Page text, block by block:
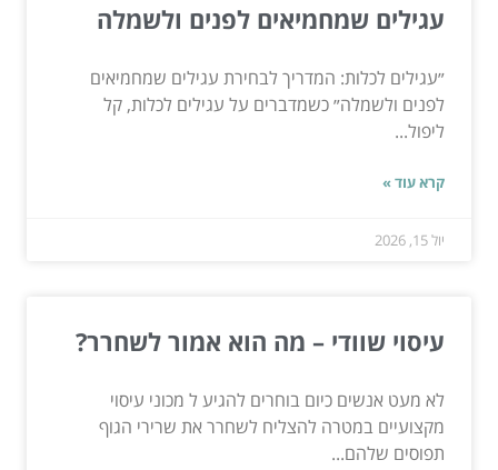
עגילים שמחמיאים לפנים ולשמלה
״עגילים לכלות: המדריך לבחירת עגילים שמחמיאים
לפנים ולשמלה״ כשמדברים על עגילים לכלות, קל
ליפול...
קרא עוד »
יול 15, 2026
עיסוי שוודי – מה הוא אמור לשחרר?
לא מעט אנשים כיום בוחרים להגיע ל מכוני עיסוי
מקצועיים במטרה להצליח לשחרר את שרירי הגוף
תפוסים שלהם...